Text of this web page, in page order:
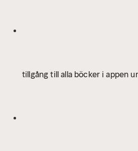
tillgång till alla böcker i appen